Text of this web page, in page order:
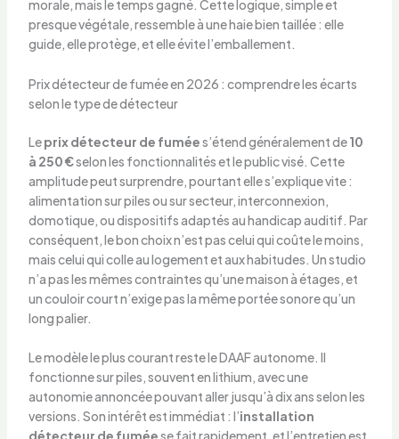
morale, mais le temps gagné. Cette logique, simple et
presque végétale, ressemble à une haie bien taillée : elle
guide, elle protège, et elle évite l’emballement.
Prix détecteur de fumée en 2026 : comprendre les écarts
selon le type de détecteur
Leprix détecteur de fumées’étend généralement de10
à 250 €selon les fonctionnalités et le public visé. Cette
amplitude peut surprendre, pourtant elle s’explique vite :
alimentation sur piles ou sur secteur, interconnexion,
domotique, ou dispositifs adaptés au handicap auditif. Par
conséquent, le bon choix n’est pas celui qui coûte le moins,
mais celui qui colle au logement et aux habitudes. Un studio
n’a pas les mêmes contraintes qu’une maison à étages, et
un couloir court n’exige pas la même portée sonore qu’un
long palier.
Le modèle le plus courant reste le DAAF autonome. Il
fonctionne sur piles, souvent en lithium, avec une
autonomie annoncée pouvant aller jusqu’à dix ans selon les
versions. Son intérêt est immédiat : l’installation
détecteur de fuméese fait rapidement, et l’entretien est